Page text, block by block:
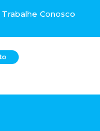
Trabalhe Conosco